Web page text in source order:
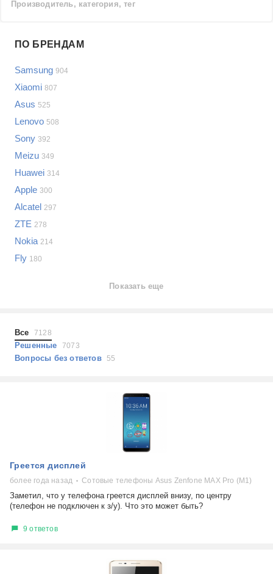
Производитель, категория, тег
Samsung
LG
Sony
Bosch
Asus
Lenovo
Indesit
JBL
Показать еще
Проблемы по категориям
Сотовые телефоны
Сотовые телефоны
Планшеты
Наушники
Выберите...
не включается
самопроизвольное выключение
выдает ошибку
плохо работает
решение проблемы
ПО БРЕНДАМ
Samsung 904
Xiaomi 807
Asus 525
Lenovo 508
Sony 392
Meizu 349
Huawei 314
Apple 300
Alcatel 297
ZTE 278
Nokia 214
Fly 180
Показать еще
Все 7128
Решенные 7073
Вопросы без ответов55
Греется дисплей
более года назад Сотовые телефоны Asus Zenfone MAX Pro (M1)
Заметил, что у телефона греется дисплей внизу, по центру
(телефон не подключен к з/у). Что это может быть?
9 ответов